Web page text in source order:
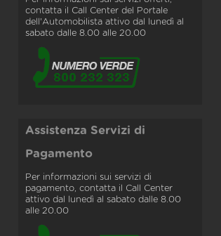
contatta il Call Center del Portale
dell'Automobilista attivo dal lunedì al
sabato dalle 8.00 alle 20.00
Assistenza Servizi di
Pagamento
Per informazioni sui servizi di
pagamento, contatta il Call Center
attivo dal lunedì al sabato dalle 8.00
alle 20.00